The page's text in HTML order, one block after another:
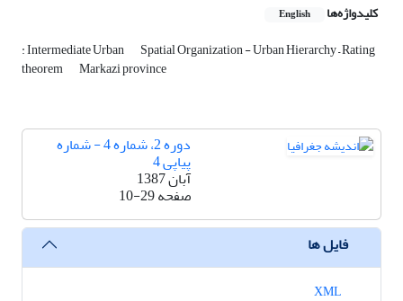
کلیدواژه‌ها English
: Intermediate Urban Spatial Organization - Urban Hierarchy – Rating
theorem Markazi province
دوره 2، شماره 4 - شماره
پیاپی 4
آبان 1387
صفحه10-29
فایل ها